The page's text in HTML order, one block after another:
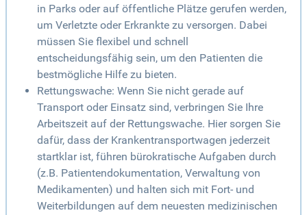
in Parks oder auf öffentliche Plätze gerufen werden,
um Verletzte oder Erkrankte zu versorgen. Dabei
müssen Sie flexibel und schnell
entscheidungsfähig sein, um den Patienten die
bestmögliche Hilfe zu bieten.
Rettungswache: Wenn Sie nicht gerade auf
Transport oder Einsatz sind, verbringen Sie Ihre
Arbeitszeit auf der Rettungswache. Hier sorgen Sie
dafür, dass der Krankentransportwagen jederzeit
startklar ist, führen bürokratische Aufgaben durch
(z.B. Patientendokumentation, Verwaltung von
Medikamenten) und halten sich mit Fort- und
Weiterbildungen auf dem neuesten medizinischen